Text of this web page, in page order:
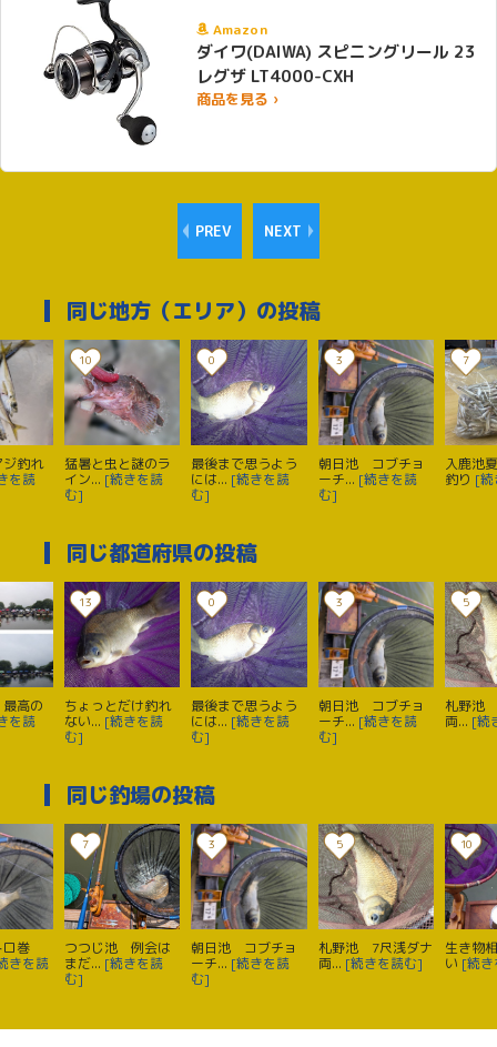
Amazon
ダイワ(DAIWA) スピニングリール 23
レグザ LT4000-CXH
商品を見る ›
PREV NEXT
同じ地方（エリア）の投稿
釣れ
を読
10
猛暑と虫と謎のラ
イン... [続きを読
む]
0
最後まで思うよう
には... [続きを読
む]
3
朝日池 コブチョ
ーチ... [続きを読
む]
7
入鹿池
釣り [続
同じ都道府県の投稿
高の
を読
13
ちょっとだけ釣れ
ない... [続きを読
む]
0
最後まで思うよう
には... [続きを読
む]
3
朝日池 コブチョ
ーチ... [続きを読
む]
5
札野池
両... [続
同じ釣場の投稿
巻
きを読
7
つつじ池 例会は
まだ... [続きを読
む]
3
朝日池 コブチョ
ーチ... [続きを読
む]
5
札野池 7尺浅ダナ
両... [続きを読む]
10
生き物
い [続